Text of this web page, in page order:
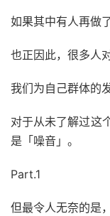
如果其中有人再做
也正因此，很多人
我们为自己群体的
对于从未了解过这
是「噪音」。
Part.1
但最令人无奈的是